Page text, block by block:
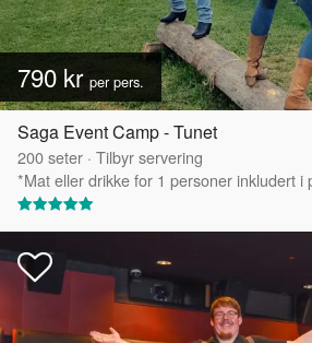
790 kr per pers.
Saga Event Camp - Tunet
200seter · Tilbyr servering
*Mat eller drikke for 1 personer inkludert i